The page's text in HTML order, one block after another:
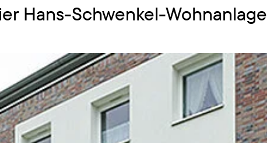
Hans-Schwenkel-Wohnanlage